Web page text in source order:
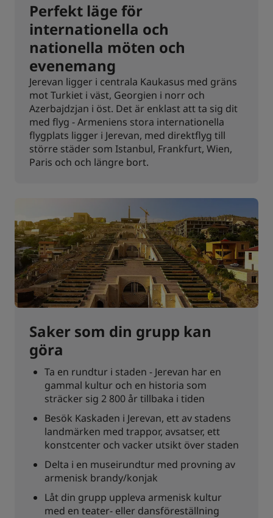
Perfekt läge för
internationella och
nationella möten och
evenemang
Jerevan ligger i centrala Kaukasus med gräns
mot Turkiet i väst, Georgien i norr och
Azerbajdzjan i öst. Det är enklast att ta sig dit
med flyg - Armeniens stora internationella
flygplats ligger i Jerevan, med direktflyg till
större städer som Istanbul, Frankfurt, Wien,
Paris och och längre bort.
Saker som din grupp kan
göra
Ta en rundtur i staden - Jerevan har en
gammal kultur och en historia som
sträcker sig 2 800 år tillbaka i tiden
Besök Kaskaden i Jerevan, ett av stadens
landmärken med trappor, avsatser, ett
konstcenter och vacker utsikt över staden
Delta i en museirundtur med provning av
armenisk brandy/konjak
Låt din grupp uppleva armenisk kultur
med en teater- eller dansföreställning